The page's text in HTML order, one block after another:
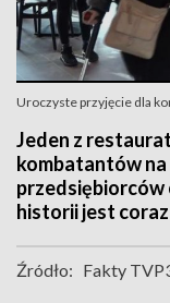
Uroczyste przyjęcie dla
Jeden z
kombatantów na
przedsiębiorców
historii jest coraz
Źródło: Fakty